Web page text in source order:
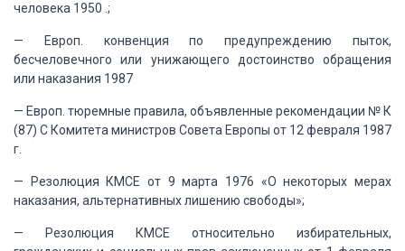
человека 1950 .;
— Европ. конвенция по предупреждению пыток,
бесчеловечного или унижающего достоинство обращения
или наказания 1987
— Европ. тюремные правила, объявленные рекомендации № К
(87) С Комитета министров Совета Европы от 12 февраля 1987
г.
— Резолюция КМСЕ от 9 марта 1976 «О некоторых мерах
наказания, альтернативных лишению свободы»;
— Резолюция КМСЕ относительно избирательных,